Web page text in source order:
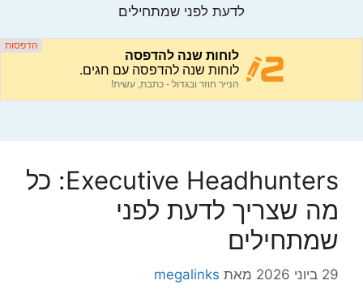
לדעת לפני שמתחילים
Executive Headhunters: כל
מה שצריך לדעת לפני
שמתחילים
29 ביוני 2026 מאת megalinks